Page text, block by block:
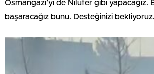
Osmangazi’yi de Nilüfer gibi yapacağız.
başaracağız bunu. Desteğinizi